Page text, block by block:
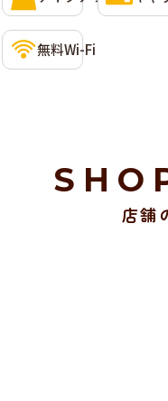
無料Wi-Fi
店舗